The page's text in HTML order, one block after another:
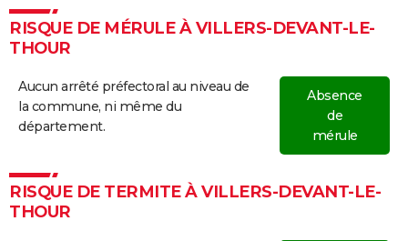
RISQUE DE MÉRULE À VILLERS-DEVANT-LE-
THOUR
Aucun arrêté préfectoral au niveau de
la commune, ni même du
département.
Absence
de
mérule
RISQUE DE TERMITE À VILLERS-DEVANT-LE-
THOUR